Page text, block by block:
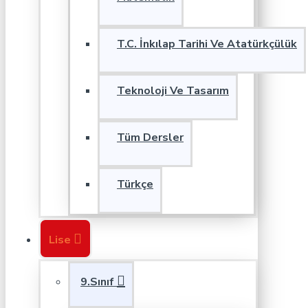
T.C. İnkılap Tarihi Ve Atatürkçülük
Teknoloji Ve Tasarım
Tüm Dersler
Türkçe
Lise
9.Sınıf